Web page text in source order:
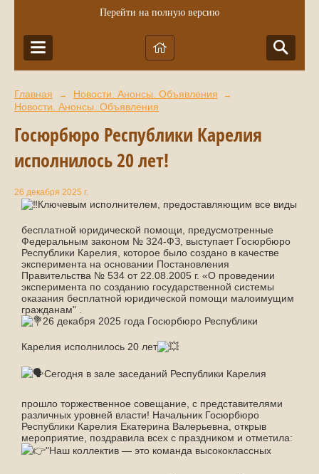
Перейти на полную версию
Главная → Новости. Анонсы. Объявления →
Новости. Анонсы. Объявления
Госюрбюро Республики Карелия
исполнилось 20 лет!
26 декабря 2025 г.
Ключевым исполнителем, предоставляющим все виды
бесплатной юридической помощи, предусмотренные
Федеральным законом № 324-ФЗ, выступает Госюрбюро
Республики Карелия, которое было создано в качестве
эксперимента на основании Постановления
Правительства № 534 от 22.08.2005 г. «О проведении
эксперимента по созданию государственной системы
оказания бесплатной юридической помощи малоимущим
гражданам" .
26 декабря 2025 года Госюрбюро Республики
Карелия исполнилось 20 лет
Сегодня в зале заседаний Республики Карелия
прошло торжественное совещание, с представителями
различных уровней власти! Начальник Госюрбюро
Республики Карелия Екатерина Валерьевна, открыв
мероприятие, поздравила всех с праздником и отметила:
"Наш коллектив — это команда высококлассных